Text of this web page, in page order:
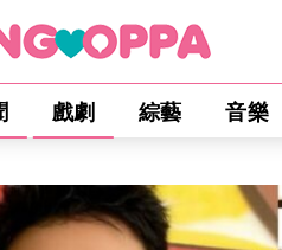
戲劇 綜藝 音樂